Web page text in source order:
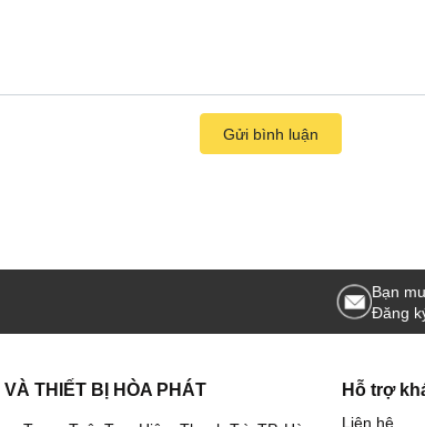
Gửi bình luận
Bạn
Đăng
THIẾT BỊ HÒA PHÁT Hỗ trợ
Liên hệ